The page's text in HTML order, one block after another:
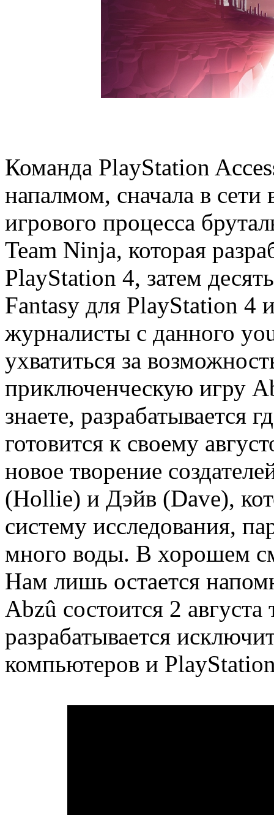
Команда PlayStation
напалмом, сначала в
игрового процесса
Team Ninja, которая
PlayStation 4, затем
Fantasy для PlayStation 4
журналисты с данного
ухватиться за
приключенческую игру
знаете, разрабатывается
готовится к своему
новое творение
(Hollie) и Дэйв (Dave),
систему исследования,
много воды. В хорошем
Нам лишь остается
Abzû состоится 2 августа
разрабатывается
компьютеров и